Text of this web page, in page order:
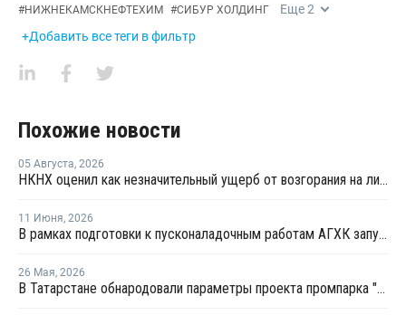
#НИЖНЕКАМСКНЕФТЕХИМ #СИБУР ХОЛДИНГ Еще2
+Добавить все теги в фильтр
Похожие новости
05 Августа, 2026
НКНХ оценил как незначительный ущерб от возгорания на линии полистирола
11 Июня, 2026
В рамках подготовки к пусконаладочным работам АГХК запустил факел установки пиролиза
26 Мая, 2026
В Татарстане обнародовали параметры проекта промпарка "Этилен-600"